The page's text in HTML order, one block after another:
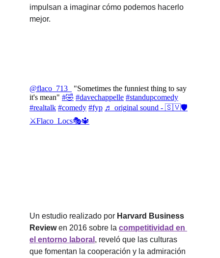
impulsan a imaginar cómo podemos hacerlo
mejor.
Un estudio realizado por Harvard Business
Review en 2016 sobre la competitividad en
el entorno laboral , reveló que las culturas
que fomentan la cooperación y la admiración